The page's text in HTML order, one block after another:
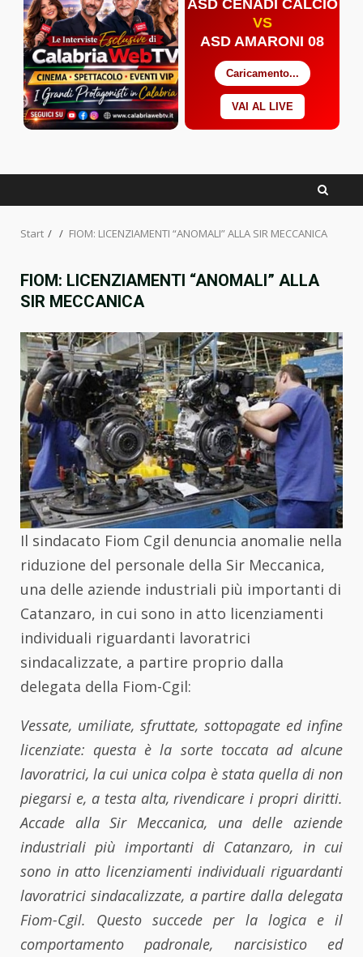
ASD CENADI CALCIO
VS
ASD AMARONI 08
Caricamento...
VAI AL LIVE
Start FIOM: LICENZIAMENTI “ANOMALI” ALLA SIR MECCANICA
FIOM: LICENZIAMENTI “ANOMALI” ALLA
SIR MECCANICA
Il sindacato Fiom Cgil denuncia anomalie nella
riduzione del personale della Sir Meccanica,
una delle aziende industriali più importanti di
Catanzaro, in cui sono in atto licenziamenti
individuali riguardanti lavoratrici
sindacalizzate, a partire proprio dalla
delegata della Fiom-Cgil:
Vessate, umiliate, sfruttate, sottopagate ed infine
licenziate: questa è la sorte toccata ad alcune
lavoratrici, la cui unica colpa è stata quella di non
piegarsi e, a testa alta, rivendicare i propri diritti.
Accade alla Sir Meccanica, una delle aziende
industriali più importanti di Catanzaro, in cui
sono in atto licenziamenti individuali riguardanti
lavoratrici sindacalizzate, a partire dalla delegata
Fiom-Cgil. Questo succede per la logica e il
comportamento padronale, narcisistico ed